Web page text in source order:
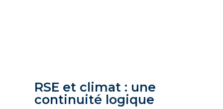
RSE et climat : une
continuité logique